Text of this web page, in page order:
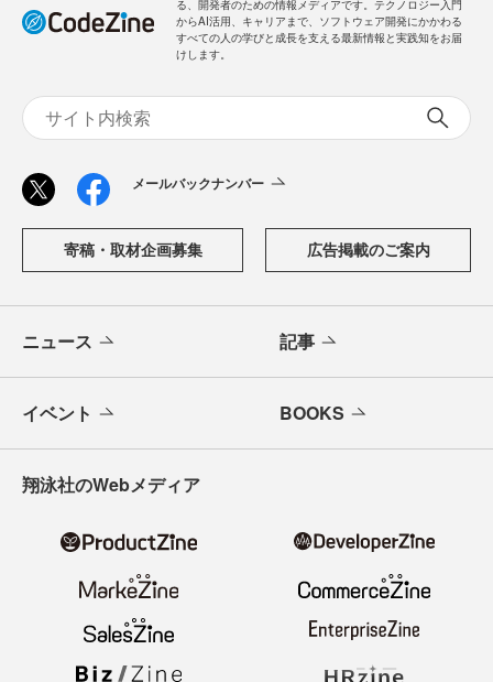
る、開発者のための情報メディアです。テクノロジー入門
からAI活用、キャリアまで、ソフトウェア開発にかかわる
すべての人の学びと成長を支える最新情報と実践知をお届
けします。
メールバックナンバー
寄稿・取材企画募集 広告掲載のご案内
ニュース 記事
イベント BOOKS
翔泳社のWebメディア